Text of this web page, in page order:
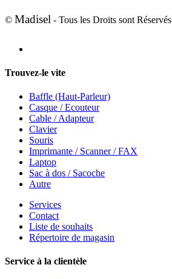
© Madisel - Tous les Droits sont Réservés
Trouvez-le vite
Baffle (Haut-Parleur)
Casque / Ecouteur
Cable / Adapteur
Clavier
Souris
Imprimante / Scanner / FAX
Laptop
Sac à dos / Sacoche
Autre
Services
Contact
Liste de souhaits
Répertoire de magasin
Service à la clientèle